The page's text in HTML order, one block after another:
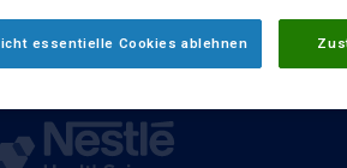
Compliance-Meldungen
essentielle Cookies ablehnen